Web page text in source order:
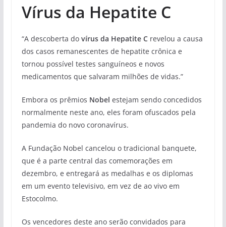
Vírus da Hepatite C
“A descoberta do vírus da Hepatite C revelou a causa
dos casos remanescentes de hepatite crônica e
tornou possível testes sanguíneos e novos
medicamentos que salvaram milhões de vidas.”
Embora os prêmios Nobel estejam sendo concedidos
normalmente neste ano, eles foram ofuscados pela
pandemia do novo coronavírus.
A Fundação Nobel cancelou o tradicional banquete,
que é a parte central das comemorações em
dezembro, e entregará as medalhas e os diplomas
em um evento televisivo, em vez de ao vivo em
Estocolmo.
Os vencedores deste ano serão convidados para